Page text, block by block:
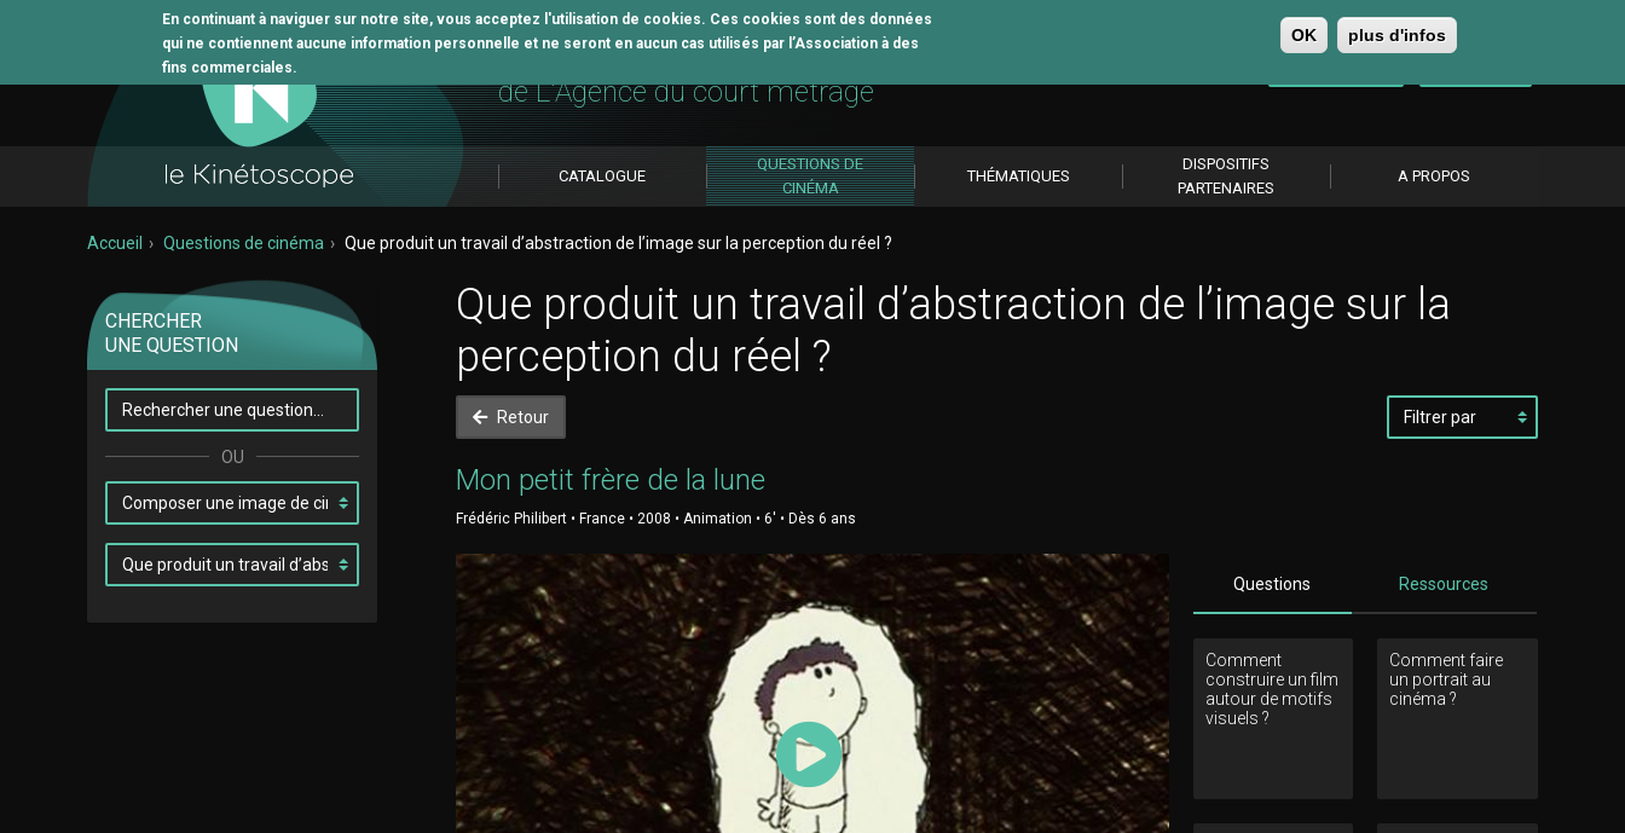
En continuant à naviguer sur notre site, vous acceptez l'utilisation de cookies. Ces cookies sont des données
qui ne contiennent aucune information personnelle et ne seront en aucun cas utilisés par l’Association à des
fins commerciales.
OK plus d'infos
L'outil pédagogique
de L'Agence du court métrage
CATALOGUE
QUESTIONS DE
CINÉMA
THÉMATIQUES
DISPOSITIFS
PARTENAIRES
A PROPOS
Accueil Questions de cinéma Que produit un travail d’abstraction de l’image sur la perception du réel ?
CHERCHER
UNE QUESTION
Que produit un travail d’abstraction de l’image sur la
perception du réel ?
Retour
par
Mon petit frère de la lune
Frédéric Philibert • France • 2008 • Animation • 6' • Dès 6 ans
Lancer la vidéo
Questions Ressources
Comment
construire un film
autour de motifs
visuels ?
Comment faire
un portrait au
cinéma ?